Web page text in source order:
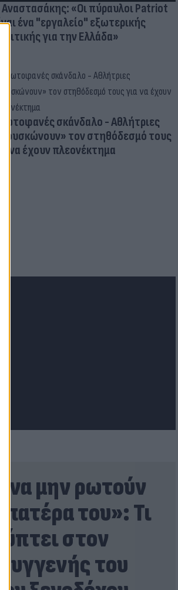
Αναστασάκης: «Οι πύραυλοι Patriot
ένα "εργαλείο" εξωτερικής
πολιτικής για την Ελλάδα»
Πρωτοφανές σκάνδαλο - Aθλήτριες
«φουσκώνουν» τον στηθόδεσμό τους
για να έχουν πλεονέκτημα
να μην ρωτούν
πατέρα του»: Τι
στον
συγγενής του